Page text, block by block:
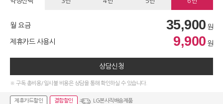
월 요금 35,900 원
제휴카드 사용시 9,900 원
상담신청
※ 구독 총비용/일시불 비용은 상담을 통해 확인하실 수 있습니다.
제휴카드할인 결합할인 LG본사직배송제품